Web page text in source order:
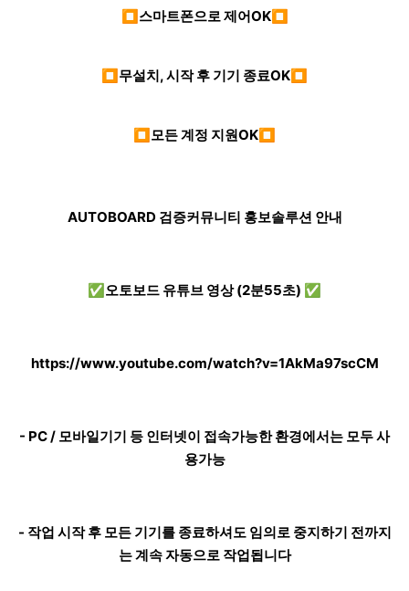
⏹스마트폰으로 제어OK⏹
⏹무설치, 시작 후 기기 종료OK⏹
⏹모든 계정 지원OK⏹
AUTOBOARD 검증커뮤니티 홍보솔루션 안내
✅오토보드 유튜브 영상 (2분55초) ✅
https://www.youtube.com/watch?v=1AkMa97scCM
- PC / 모바일기기 등 인터넷이 접속가능한 환경에서는 모두 사
용가능
- 작업 시작 후 모든 기기를 종료하셔도 임의로 중지하기 전까지
는 계속 자동으로 작업됩니다